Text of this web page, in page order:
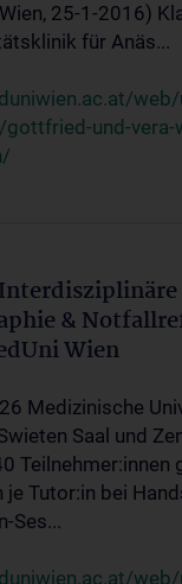
25-1-2016)
für Anäs...
web/
und-vera-
&
Wien
Medizinische
Saal und
Teilnehmer:innen
je Tutor:in bei
Ses...
web/